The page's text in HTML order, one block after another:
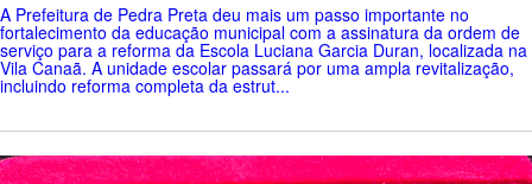
A Prefeitura de Pedra Preta deu mais um passo importante no
fortalecimento da educação municipal com a assinatura da ordem de
serviço para a reforma da Escola Luciana Garcia Duran, localizada na
Vila Canaã. A unidade escolar passará por uma ampla revitalização,
incluindo reforma completa da estrut...